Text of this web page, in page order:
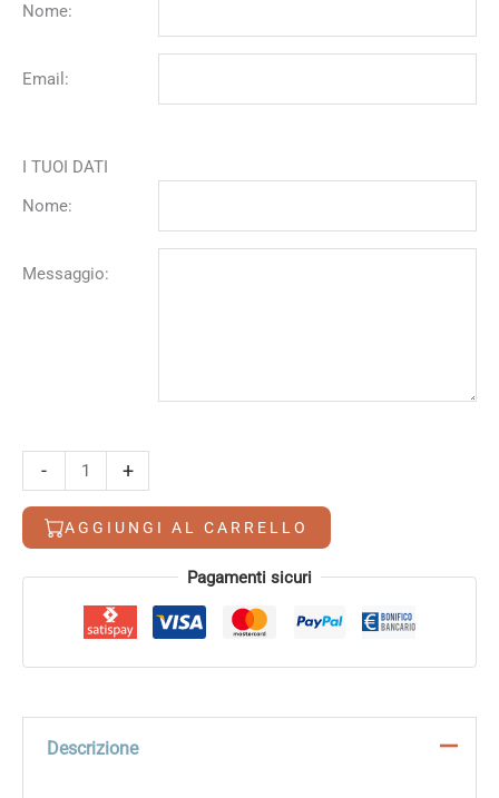
Nome:
Email:
I TUOI DATI
Nome:
Messaggio:
-
regalo
quantità
+
AGGIUNGI AL CARRELLO
Pagamenti sicuri
Descrizione